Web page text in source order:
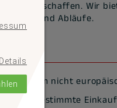
beschaffen. Wir
und Abläufe.
aus dem nicht
über bestimmte
Details